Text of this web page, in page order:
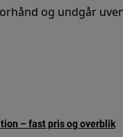
og undgår
– fast pris og overblik